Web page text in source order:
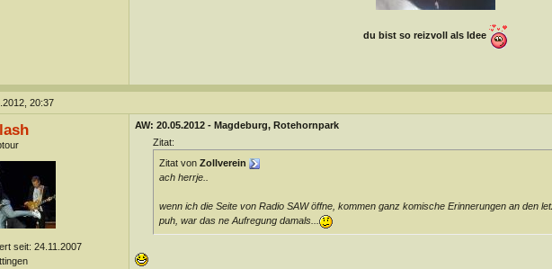
du bist so reizvoll als Idee
20:37
seit: 24.11.2007
AW: 20.05.2012 - Magdeburg, Rotehornpark
Zitat:
Zitat von Zollverein
ach herrje..
wenn ich die Seite von Radio SAW öffne, kommen ganz komische Erinnerungen an den
puh, war das ne Aufregung damals...